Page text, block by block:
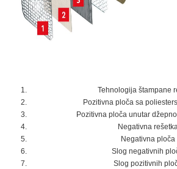
Tehnologija štampane
Pozitivna ploča sa
Pozitivna ploča unutar
Negativna
Negativna ploča
Slog negativnih
Slog pozitivnih